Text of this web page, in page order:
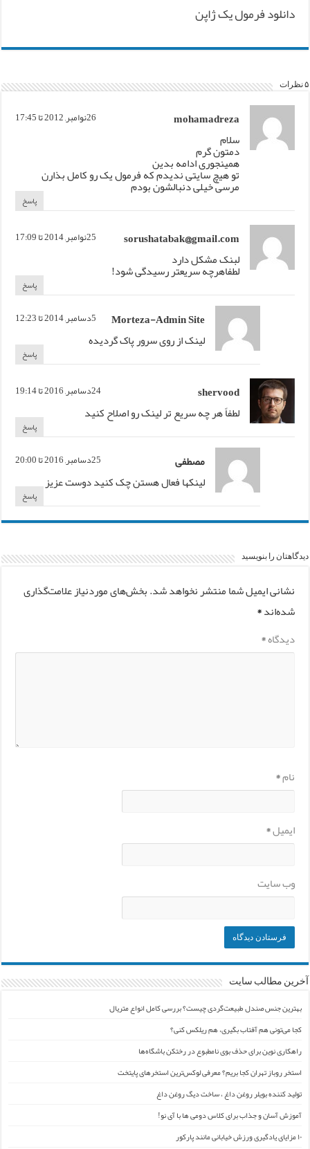
دانلود فرمول یک ژاپن
۵ نظرات
mohamadreza 26نوامبر, 2012 تا 17:45
سلام
دمتون گرم
همینجوری ادامه بدین
تو هیچ سایتی ندیدم که فرمول یک رو کامل بذارن
مرسی خیلی دنبالشون بودم
پاسخ
sorushatabak@gmail.com 25نوامبر, 2014 تا 17:09
لبنک مشکل دارد
لطفاهرچه سریعتر رسیدگی شود!
پاسخ
Morteza-Admin Site 5دسامبر, 2014 تا 12:23
لینک از روی سرور پاک گردیده
پاسخ
shervood 24دسامبر, 2016 تا 19:14
لطفاً هر چه سریع تر لینک رو اصلاح کنید
پاسخ
مصطفی 25دسامبر, 2016 تا 20:00
لینکها فعال هستن چک کنید دوست عزیز
پاسخ
دیدگاهتان را بنویسید
نشانی ایمیل شما منتشر نخواهد شد.بخش‌های موردنیاز علامت‌گذاری
شده‌اند*
دیدگاه*
نام*
ایمیل*
وب‌ سایت
آخرین مطالب سایت
بهترین جنس صندل طبیعت‌گردی چیست؟ بررسی کامل انواع متریال
کجا می‌تونی هم آفتاب بگیری، هم ریلکس کنی؟
راهکاری نوین برای حذف بوی نامطبوع در رختکن باشگاه‌ها
استخر روباز تهران کجا بریم؟ معرفی لوکس‌ترین استخرهای پایتخت
تولید کننده بویلر روغن داغ ، ساخت دیگ روغن داغ
آموزش آسان و جذاب برای کلاس دومی ها با آی نو!
۱۰ مزایای یادگیری ورزش خیابانی مانند پارکور